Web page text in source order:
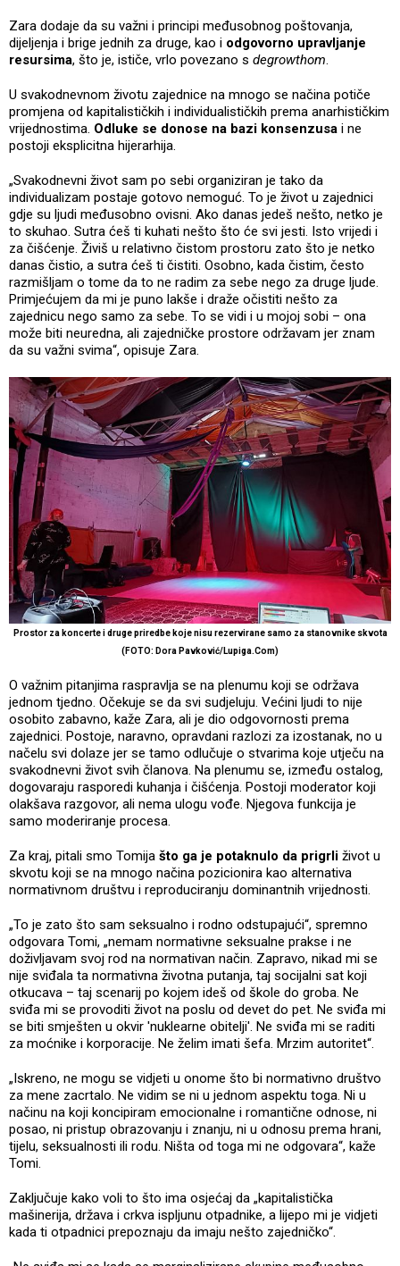
Zara dodaje da su važni i principi međusobnog poštovanja,
dijeljenja i brige jednih za druge, kao i odgovorno upravljanje
resursima, što je, ističe, vrlo povezano s degrowthom.
U svakodnevnom životu zajednice na mnogo se načina potiče
promjena od kapitalističkih i individualističkih prema anarhističkim
vrijednostima. Odluke se donose na bazi konsenzusa i ne
postoji eksplicitna hijerarhija.
„Svakodnevni život sam po sebi organiziran je tako da
individualizam postaje gotovo nemoguć. To je život u zajednici
gdje su ljudi međusobno ovisni. Ako danas jedeš nešto, netko je
to skuhao. Sutra ćeš ti kuhati nešto što će svi jesti. Isto vrijedi i
za čišćenje. Živiš u relativno čistom prostoru zato što je netko
danas čistio, a sutra ćeš ti čistiti. Osobno, kada čistim, često
razmišljam o tome da to ne radim za sebe nego za druge ljude.
Primjećujem da mi je puno lakše i draže očistiti nešto za
zajednicu nego samo za sebe. To se vidi i u mojoj sobi – ona
može biti neuredna, ali zajedničke prostore održavam jer znam
da su važni svima“, opisuje Zara.
Prostor za koncerte i druge priredbe koje nisu rezervirane samo za stanovnike skvota
(FOTO: Dora Pavković/Lupiga.Com)
O važnim pitanjima raspravlja se na plenumu koji se održava
jednom tjedno. Očekuje se da svi sudjeluju. Većini ljudi to nije
osobito zabavno, kaže Zara, ali je dio odgovornosti prema
zajednici. Postoje, naravno, opravdani razlozi za izostanak, no u
načelu svi dolaze jer se tamo odlučuje o stvarima koje utječu na
svakodnevni život svih članova. Na plenumu se, između ostalog,
dogovaraju rasporedi kuhanja i čišćenja. Postoji moderator koji
olakšava razgovor, ali nema ulogu vođe. Njegova funkcija je
samo moderiranje procesa.
Za kraj, pitali smo Tomija što ga je potaknulo da prigrli život u
skvotu koji se na mnogo načina pozicionira kao alternativa
normativnom društvu i reproduciranju dominantnih vrijednosti.
„To je zato što sam seksualno i rodno odstupajući“, spremno
odgovara Tomi, „nemam normativne seksualne prakse i ne
doživljavam svoj rod na normativan način. Zapravo, nikad mi se
nije sviđala ta normativna životna putanja, taj socijalni sat koji
otkucava – taj scenarij po kojem ideš od škole do groba. Ne
sviđa mi se provoditi život na poslu od devet do pet. Ne sviđa mi
se biti smješten u okvir 'nuklearne obitelji'. Ne sviđa mi se raditi
za moćnike i korporacije. Ne želim imati šefa. Mrzim autoritet“.
„Iskreno, ne mogu se vidjeti u onome što bi normativno društvo
za mene zacrtalo. Ne vidim se ni u jednom aspektu toga. Ni u
načinu na koji koncipiram emocionalne i romantične odnose, ni
posao, ni pristup obrazovanju i znanju, ni u odnosu prema hrani,
tijelu, seksualnosti ili rodu. Ništa od toga mi ne odgovara“, kaže
Tomi.
Zaključuje kako voli to što ima osjećaj da „kapitalistička
mašinerija, država i crkva ispljunu otpadnike, a lijepo mi je vidjeti
kada ti otpadnici prepoznaju da imaju nešto zajedničko“.